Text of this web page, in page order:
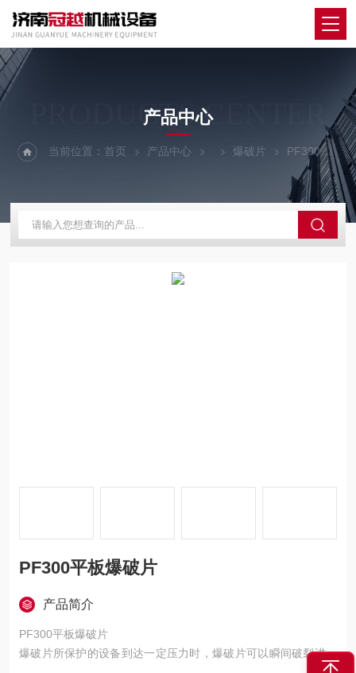
PRODUCTS CENTER
产品中心
当前位置：首页 产品中心 爆破片 PF300平板爆破片
PF300平板爆破片
产品简介
PF300平板爆破片
爆破片所保护的设备到达一定压力时，爆破片可以瞬间破裂进行